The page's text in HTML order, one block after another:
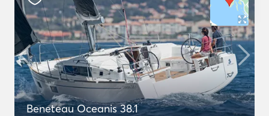
Beneteau Oceanis 38.1